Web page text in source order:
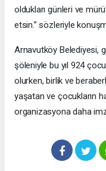
oldukları günleri ve
etsin.” sözleriyle
Arnavutköy Belediyesi,
şöleniyle bu yıl 924
olurken, birlik ve
yaşatan ve çocukların
organizasyona daha